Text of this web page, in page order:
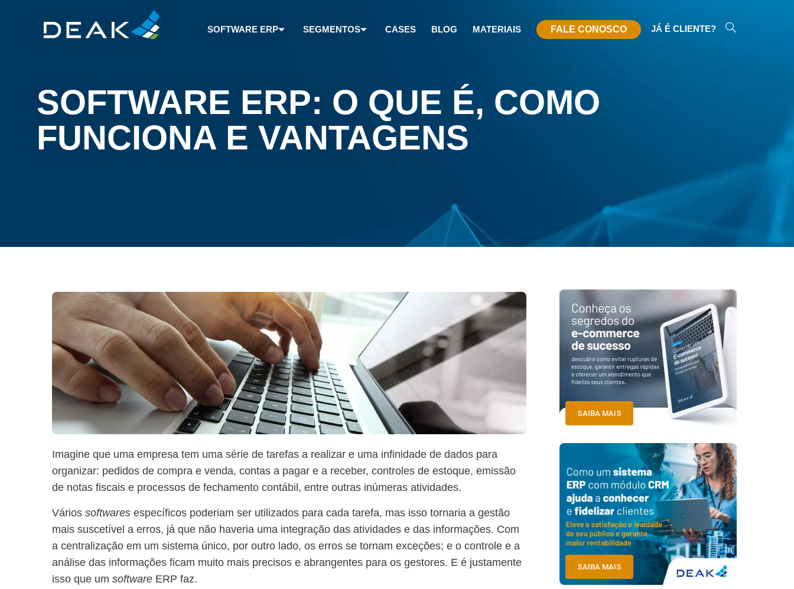
SOFTWARE ERP SEGMENTOS CASES BLOG MATERIAIS FALE CONOSCO JÁ É CLIENTE?
SOFTWARE ERP: O QUE É, COMO
FUNCIONA E VANTAGENS
Imagine que uma empresa tem uma série de tarefas a realizar e uma infinidade de dados para
organizar: pedidos de compra e venda, contas a pagar e a receber, controles de estoque, emissão
de notas fiscais e processos de fechamento contábil, entre outras inúmeras atividades.
Vários softwares específicos poderiam ser utilizados para cada tarefa, mas isso tornaria a gestão
mais suscetível a erros, já que não haveria uma integração das atividades e das informações. Com
a centralização em um sistema único, por outro lado, os erros se tornam exceções; e o controle e a
análise das informações ficam muito mais precisos e abrangentes para os gestores. E é justamente
isso que um software ERP faz.
SAIBA MAIS
SAIBA MAIS